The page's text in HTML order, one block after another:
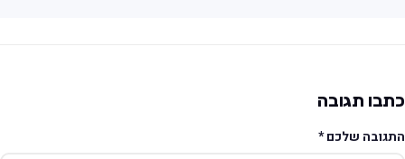
תגובה
שלכם*